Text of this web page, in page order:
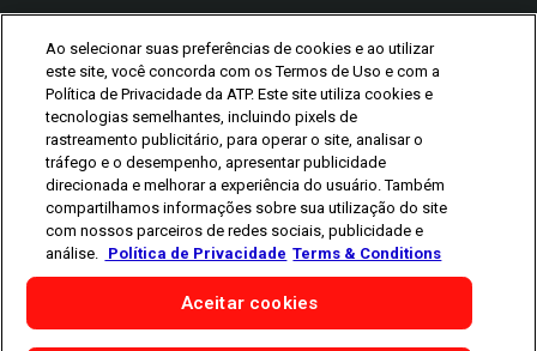
Credenciamento FAQ
Siga o Rio Open
Os jogadores representados aqui são meramente ilustrativos.
Classificação e participação estão sujeitas às regras da ATP. Os
jogadores podem desistir por lesão, doença ou outros motivos.
©
Copyright 1994 - 2026
Ao selecionar suas preferências de cookies e ao utilizar
este site, você concorda com os Termos de Uso e com a
Política de Privacidade da ATP. Este site utiliza cookies e
tecnologias semelhantes, incluindo pixels de
rastreamento publicitário, para operar o site, analisar o
tráfego e o desempenho, apresentar publicidade
direcionada e melhorar a experiência do usuário. Também
compartilhamos informações sobre sua utilização do site
com nossos parceiros de redes sociais, publicidade e
análise. Política de Privacidade Terms & Conditions
Aceitar cookies